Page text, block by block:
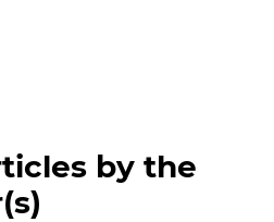
by the